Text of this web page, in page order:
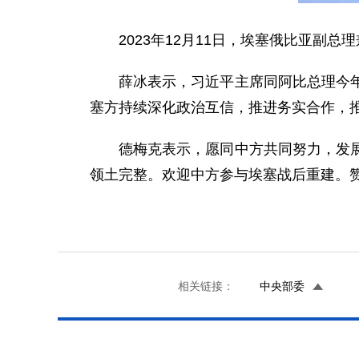
2023年12月11日，埃塞俄比亚副总
薛冰表示，习近平主席同阿比总理今
塞方持续深化政治互信，推进务实合作，
德梅克表示，愿同中方共同努力，发
领土完整。欢迎中方参与埃塞战后重建。
相关链接： 中央部委